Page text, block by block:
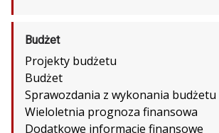
Budżet
Projekty budżetu
Budżet
Sprawozdania z wykonania budżetu
Wieloletnia prognoza finansowa
Dodatkowe informacje finansowe